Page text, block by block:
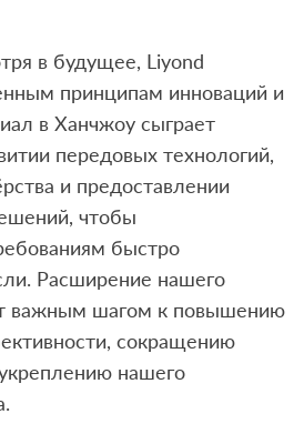
в будущее, Liyond
принципам инноваций и
в Ханчжоу сыграет
передовых технологий,
и предоставлении
чтобы
быстро
Расширение нашего
важным шагом к повышению
сокращению
нашего